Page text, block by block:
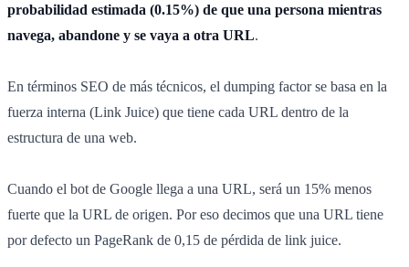
probabilidad estimada (0.15%) de que una persona mientras
navega, abandone y se vaya a otra URL.
En términos SEO de más técnicos, el dumping factor se basa en la
fuerza interna (Link Juice) que tiene cada URL dentro de la
estructura de una web.
Cuando el bot de Google llega a una URL, será un 15% menos
fuerte que la URL de origen. Por eso decimos que una URL tiene
por defecto un PageRank de 0,15 de pérdida de link juice.